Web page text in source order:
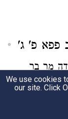
פפא פ' ג'
מר בר
אשי היו
We use cookies
our site. Click